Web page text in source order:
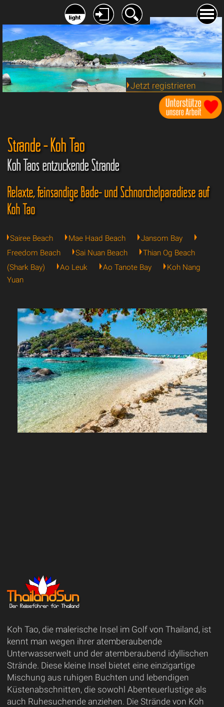
Jetzt registrieren
Strände - Koh Tao
Koh Taos entzückende Strände
Relaxte, feinsandige Bade- und Schnorchelparadiese auf
Koh Tao
Sairee Beach Mae Haad Beach
Jansom Bay
Freedom Beach
Sai Nuan Beach
Thian Og Beach
(Shark Bay)
Ao Leuk Ao Tanote Bay
Koh Nang
Yuan
Koh Tao, die malerische Insel im Golf von Thailand, ist
kennt man wegen ihrer atemberaubende
Unterwasserwelt und der atemberaubend idyllischen
Strände. Diese kleine Insel bietet eine einzigartige
Mischung aus ruhigen Buchten und lebendigen
Küstenabschnitten, die sowohl Abenteuerlustige als
auch Ruhesuchende anziehen. Die Strände von Koh